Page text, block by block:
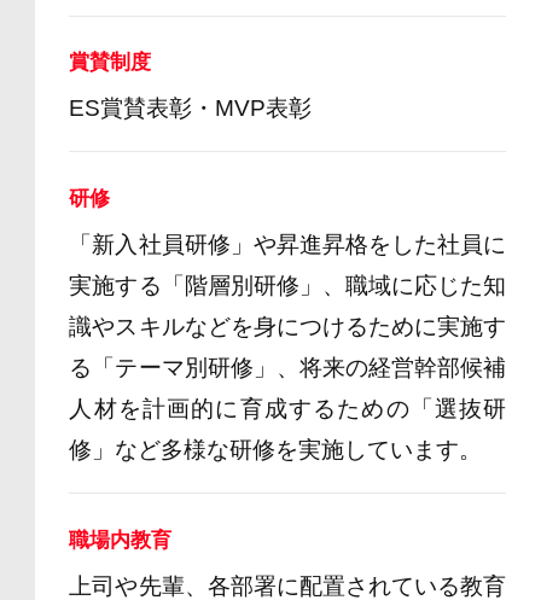
賞賛制度
ES賞賛表彰・MVP表彰
研修
「新入社員研修」や昇進昇格をした社員に
実施する「階層別研修」、職域に応じた知
識やスキルなどを身につけるために実施す
る「テーマ別研修」、将来の経営幹部候補
人材を計画的に育成するための「選抜研
修」など多様な研修を実施しています。
職場内教育
上司や先輩、各部署に配置されている教育